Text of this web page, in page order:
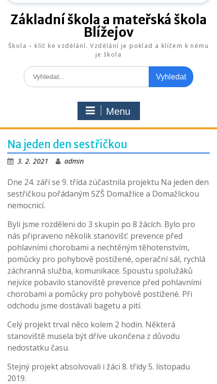
Základní škola a mateřská škola
Blížejov
Škola – klíč ke vzdělání. Vzdělání je poklad a klíčem k němu
je škola
Search
for:
Menu
Na jeden den sestřičkou
3. 2. 2021 admin
Dne 24. září se 9. třída zúčastnila projektu Na jeden den
sestřičkou pořádaným SZŠ Domažlice a Domažlickou
nemocnicí.
Byli jsme rozděleni do 3 skupin po 8 žácích. Bylo pro
nás připraveno několik stanovišť: prevence před
pohlavními chorobami a nechtěným těhotenstvím,
pomůcky pro pohybově postižené, operační sál, rychlá
záchranná služba, komunikace. Spoustu spolužáků
nejvíce pobavilo stanoviště prevence před pohlavními
chorobami a pomůcky pro pohybově postižené. Při
odchodu jsme dostávali bagetu a pití.
Celý projekt trval něco kolem 2 hodin. Některá
stanoviště musela být dříve ukončena z důvodu
nedostatku času.
Stejný projekt absolvovali i žáci 8. třídy 5. listopadu
2019.